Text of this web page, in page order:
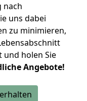
nach
uns dabei
zu minimieren,
und holen Sie
Angebote!